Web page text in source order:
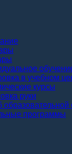
в учебном
курсы
руки
программы